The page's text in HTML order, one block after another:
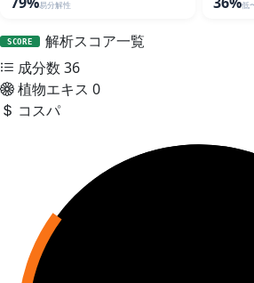
易分解性 低
SCORE
解析スコア一覧
成分数 36
植物エキス 0
コスパ